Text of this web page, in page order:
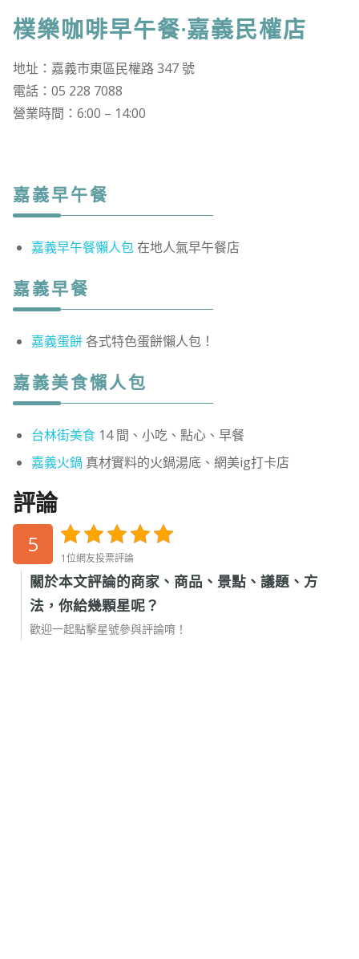
樸樂咖啡早午餐·嘉義民權店
地址：嘉義市東區民權路 347 號
電話：05 228 7088
營業時間：6:00 – 14:00
嘉義早午餐
嘉義早午餐懶人包在地人氣早午餐店
嘉義早餐
嘉義蛋餅各式特色蛋餅懶人包！
嘉義美食懶人包
台林街美食14 間、小吃、點心、早餐
嘉義火鍋 真材實料的火鍋湯底、網美ig打卡店
評論
5
1位網友投票評論
關於本文評論的商家、商品、景點、議題、方
法，你給幾顆星呢？
歡迎一起點擊星號參與評論唷！